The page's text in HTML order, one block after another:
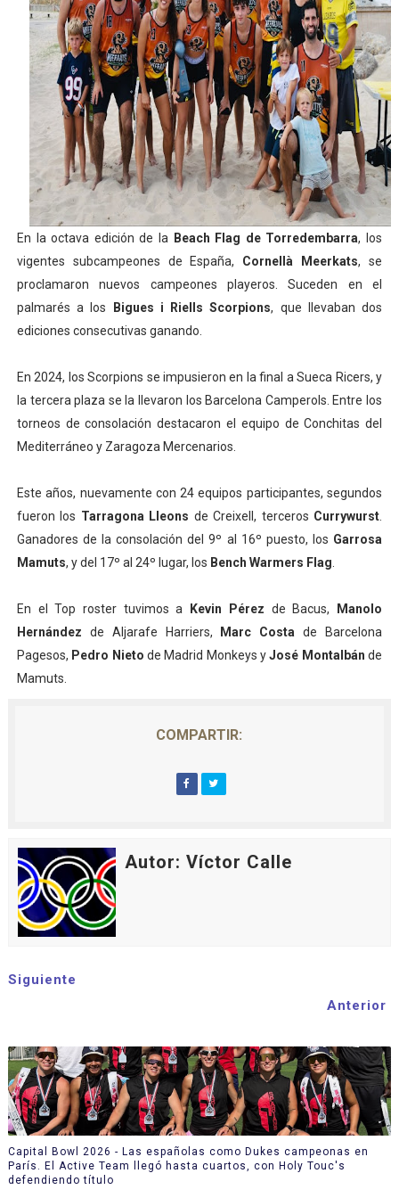
Athletes Unlimited Softball League 2026 - Las Utah
Mundial de piragüismo slalom 2026 (Oklahoma City,
Tour de Francia masculino 2026 - Tadej Pogacar
Mundial de Fórmula 1 2026 - Lando Norris consigue
Campeonato de Europa de saltos 2026 (París,
En la octava edición de la Beach Flag de Torredembarra, los
vigentes subcampeones de España, Cornellà Meerkats, se
proclamaron nuevos campeones playeros. Suceden en el
palmarés a los
Bigues i Riells Scorpions, que llevaban dos
ediciones consecutivas ganando.
En 2024, los Scorpions se impusieron en la final a Sueca Ricers, y
la tercera plaza se la llevaron los Barcelona Camperols. Entre los
torneos de consolación destacaron el equipo de Conchitas del
Mediterráneo y Zaragoza Mercenarios.
Este años, nuevamente con 24 equipos participantes, segundos
fueron los Tarragona Lleons de Creixell, terceros Currywurst
Ganadores de la consolación del 9º al 16º puesto, los Garrosa
Mamuts, y del 17º al 24º lugar, los Bench Warmers Flag
En el Top roster tuvimos a Kevin Pérez de Bacus,
Manolo
Hernández de Aljarafe Harriers, Marc Costa de Barcelona
Pagesos, Pedro Nieto de Madrid Monkeys yJosé Montalbán de
Mamuts.
COMPARTIR:
Autor: Víctor Calle
Siguiente
Anterior
Capital Bowl 2026 - Las españolas como Dukes campeonas en
París. El Active Team llegó hasta cuartos, con Holy Touc's
defendiendo título